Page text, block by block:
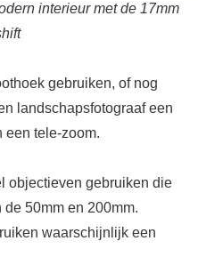
interieur met de 17mm
gebruiken, of nog
landschapsfotograaf een
een tele-zoom.
objectieven gebruiken die
50mm en 200mm.
waarschijnlijk een